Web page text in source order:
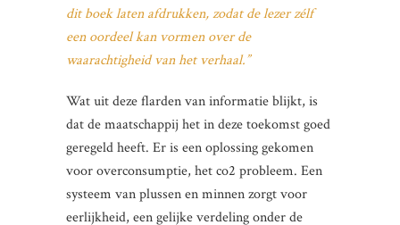
dit boek laten afdrukken, zodat de lezer zélf
een oordeel kan vormen over de
waarachtigheid van het verhaal.”
Wat uit deze flarden van informatie blijkt, is
dat de maatschappij het in deze toekomst goed
geregeld heeft. Er is een oplossing gekomen
voor overconsumptie, het co2 probleem. Een
systeem van plussen en minnen zorgt voor
eerlijkheid, een gelijke verdeling onder de